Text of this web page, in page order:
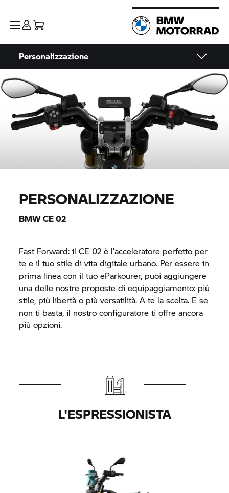
Personalizzazione
PERSONALIZZAZIONE
BMW CE 02
Fast Forward: il CE 02 è l’acceleratore perfetto per
te e il tuo stile di vita digitale urbano. Per essere in
prima linea con il tuo eParkourer, puoi aggiungere
una delle nostre proposte di equipaggiamento: più
stile, più libertà o più versatilità. A te la scelta. E se
non ti basta, il nostro configuratore ti offre ancora
più opzioni.
L'ESPRESSIONISTA